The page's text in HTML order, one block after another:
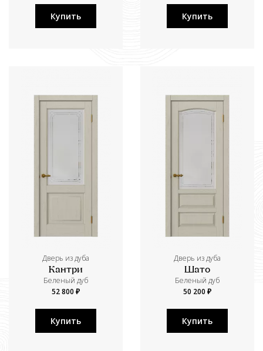
Купить Купить
Дверь из дуба
Кантри
Беленый дуб
52 800 ₽
Купить
Дверь из дуба
Шато
Беленый дуб
50 200 ₽
Купить